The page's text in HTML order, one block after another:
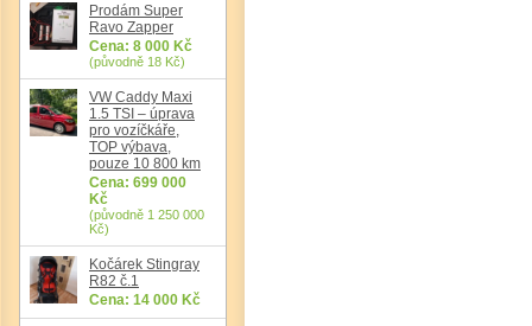
Prodám Super
Ravo Zapper
Cena: 8 000 Kč
(původně 18 Kč)
VW Caddy Maxi
1.5 TSI – úprava
pro vozíčkáře,
TOP výbava,
pouze 10 800 km
Cena: 699 000
Kč
(původně 1 250 000
Kč)
Kočárek Stingray
R82 č.1
Cena: 14 000 Kč